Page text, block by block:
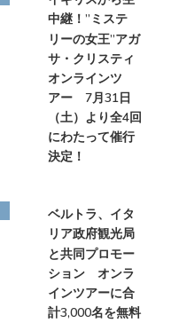
中継！”ミステ
リーの女王”アガ
サ・クリスティ
オンラインツ
アー 7月31日
（土）より全4回
にわたって催行
決定！
ベルトラ、イタ
リア政府観光局
と共同プロモー
ション オンラ
インツアーに合
計3,000名を無料